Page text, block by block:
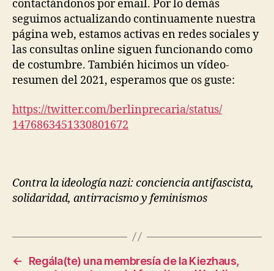
contactándonos por email. Por lo demás
seguimos actualizando continuamente nuestra
página web, estamos activas en redes sociales y
las consultas online siguen funcionando como
de costumbre. También hicimos un vídeo-
resumen del 2021, esperamos que os guste:
https://twitter.com/berlinprecaria/status/
1476863451330801672
Contra la ideología nazi: conciencia antifascista,
solidaridad, antirracismo y feminismos
←
Regála(te) una membresía de la Kiezhaus,